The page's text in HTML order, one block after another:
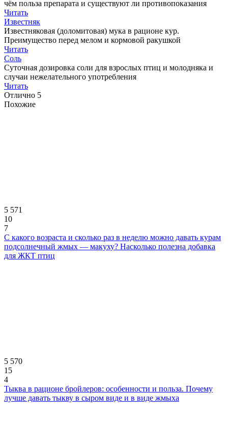
чём польза препарата и существуют ли противопоказания
Читать
Известняк
Известняковая (доломитовая) мука в рационе кур.
Преимущество перед мелом и кормовой ракушкой
Читать
Соль
Суточная дозировка соли для взрослых птиц и молодняка и
случаи нежелательного употребления
Читать
Отлично 5
Похожие
5 571
10
7
С какого возраста и сколько раз в неделю можно давать курам
подсолнечный жмых — макуху? Насколько полезна добавка
для ЖКТ птиц
5 570
15
4
Тыква в рационе бройлеров: особенности и польза. Почему
лучше давать тыкву в сыром виде и в виде жмыха